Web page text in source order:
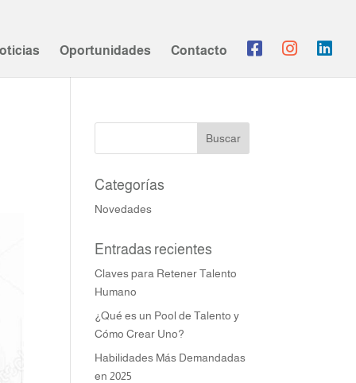
Oportunidades Contacto
Categorías
Novedades
Entradas recientes
Claves para Retener Talento
Humano
¿Qué es un Pool de Talento y
Cómo Crear Uno?
Habilidades Más Demandadas
en 2025